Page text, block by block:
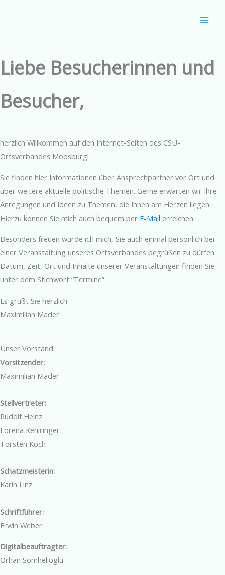
Liebe Besucherinnen und
Besucher,
herzlich Willkommen auf den Internet-Seiten des CSU-
Ortsverbandes Moosburg!
Sie finden hier Informationen über Ansprechpartner vor Ort und
über weitere aktuelle politische Themen. Gerne erwarten wir Ihre
Anregungen und Ideen zu Themen, die Ihnen am Herzen liegen.
Hierzu können Sie mich auch bequem per E-Mail erreichen.
Besonders freuen würde ich mich, Sie auch einmal persönlich bei
einer Veranstaltung unseres Ortsverbandes begrüßen zu dürfen.
Datum, Zeit, Ort und Inhalte unserer Veranstaltungen finden Sie
unter dem Stichwort “Termine”.
Es grüßt Sie herzlich
Maximilian Mader
Unser Vorstand
Vorsitzender:
Maximilian Mader
Stellvertreter:
Rudolf Heinz
Lorena Kehlringer
Torsten Koch
Schatzmeisterin:
Karin Linz
Schriftführer:
Erwin Weber
Digitalbeauftragter:
Orhan Sömhelioglu